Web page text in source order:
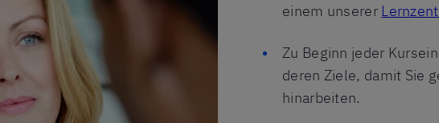
einem unserer
Zu Beginn jeder
deren Ziele, damit Sie
hinarbeiten.